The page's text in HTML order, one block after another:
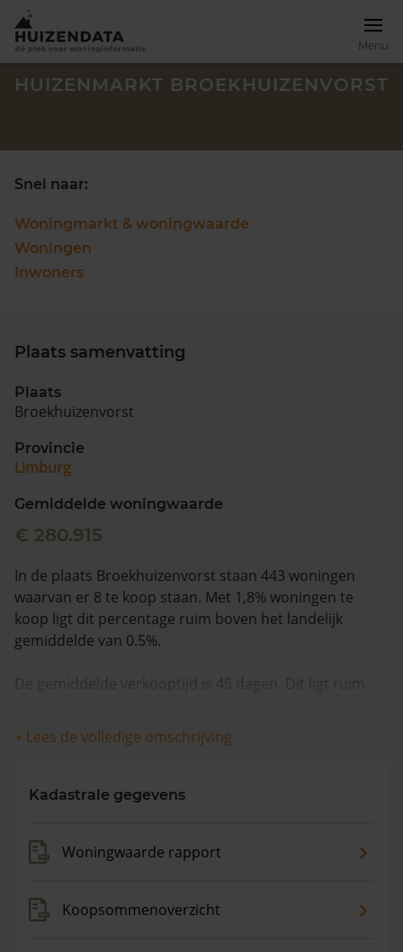
Menu
Zoek een woning
088 220 4200
Maandag t/m vrijdag - 08:00 -18:00
HUIZENMARKT BROEKHUIZENVORST
Snel naar:
Woningmarkt & woningwaarde
Woningen
Inwoners
Plaats samenvatting
Plaats
Broekhuizenvorst
Provincie
Limburg
Gemiddelde woningwaarde
€ 280.915
In de plaats Broekhuizenvorst staan 443 woningen
waarvan er 8 te koop staan. Met 1,8% woningen te
koop ligt dit percentage ruim boven het landelijk
gemiddelde van 0.5%.
De gemiddelde verkooptijd is 45 dagen. Dit ligt ruim
De gemiddelde huizenprijs is €421.438. De gemiddelde
de gemiddelde woningwaarde met 1,6% gedaald.
+ Lees de volledige omschrijving
Kadastrale gegevens
Woningwaarde rapport
Koopsommenoverzicht